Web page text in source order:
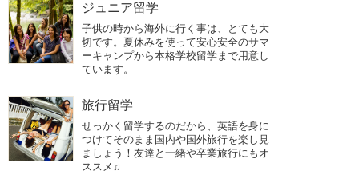
ジュニア留学
子供の時から海外に行く事は、とても大
切です。夏休みを使って安心安全のサマ
ーキャンプから本格学校留学まで用意し
ています。
旅行留学
せっかく留学するのだから、英語を身に
つけてそのまま国内や国外旅行を楽し見
ましょう！友達と一緒や卒業旅行にもオ
ススメ♫